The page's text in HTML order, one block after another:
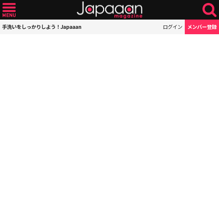
手洗いをしっかりしよう！Japaaan ログイン メンバー登録